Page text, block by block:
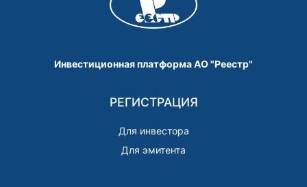
Инвестиционная платформа АО "Реестр"
РЕГИСТРАЦИЯ
Для инвестора
Для эмитента